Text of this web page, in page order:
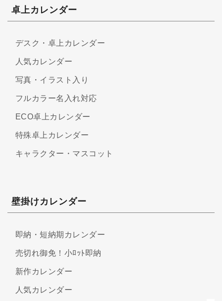
卓上カレンダー
デスク・卓上カレンダー
人気カレンダー
写真・イラスト入り
フルカラー名入れ対応
ECO卓上カレンダー
特殊卓上カレンダー
キャラクター・マスコット
壁掛けカレンダー
即納・短納期カレンダー
売切れ御免！小ﾛｯﾄ即納
新作カレンダー
人気カレンダー